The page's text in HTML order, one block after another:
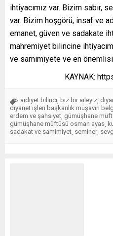
ihtiyacımız var. Bizim sabır,
var. Bizim hoşgörü, insaf ve
emanet, güven ve sadakate
mahremiyet bilincine
ve samimiyete ve en önemlisi
KAYNAK:
aidiyet bilinci biz bir aileyiz
diyanet işleri başkanlık müşaviri
erdem ve şahsiyet gümüşhane
gümüşhane müftüsü osman ayas
sadakat ve samimiyet seminer